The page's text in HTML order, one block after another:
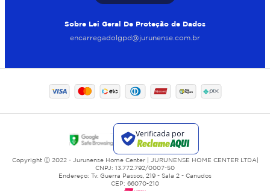
Sobre Lei Geral De Proteção de Dados
encarregadolgpd@jurunense.com.br
Copyright Ⓒ 2022 - Jurunense Home Center | JURUNENSE HOME CENTER LTDA|
CNPJ: 13.772.792/0007-50
Endereço: Tv. Guerra Passos, 219 - Sala 2 - Canudos
CEP: 66070-210